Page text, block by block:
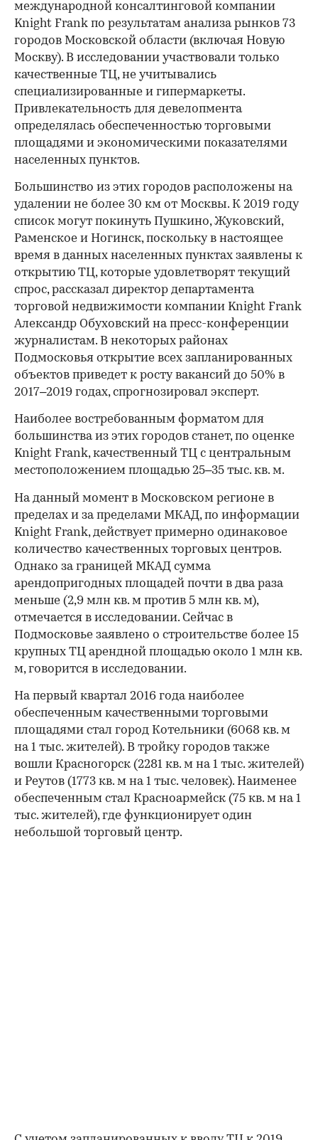
международной консалтинговой компании
Knight Frank по результатам анализа рынков 73
городов Московской области (включая Новую
Москву). В исследовании участвовали только
качественные ТЦ, не учитывались
специализированные и гипермаркеты.
Привлекательность для девелопмента
определялась обеспеченностью торговыми
площадями и экономическими показателями
населенных пунктов.
Большинство из этих городов расположены на
удалении не более 30 км от Москвы. К 2019 году
список могут покинуть Пушкино, Жуковский,
Раменское и Ногинск, поскольку в настоящее
время в данных населенных пунктах заявлены к
открытию ТЦ, которые удовлетворят текущий
спрос, рассказал директор департамента
торговой недвижимости компании Knight Frank
Александр Обуховский на пресс-конференции
журналистам. В некоторых районах
Подмосковья открытие всех запланированных
объектов приведет к росту вакансий до 50% в
2017–2019 годах, спрогнозировал эксперт.
Наиболее востребованным форматом для
большинства из этих городов станет, по оценке
Knight Frank, качественный ТЦ с центральным
местоположением площадью 25‒35 тыс. кв. м.
На данный момент в Московском регионе в
пределах и за пределами МКАД, по информации
Knight Frank, действует примерно одинаковое
количество качественных торговых центров.
Однако за границей МКАД сумма
арендопригодных площадей почти в два раза
меньше (2,9 млн кв. м против 5 млн кв. м),
отмечается в исследовании. Сейчас в
Подмосковье заявлено о строительстве более 15
крупных ТЦ арендной площадью около 1 млн кв.
м, говорится в исследовании.
На первый квартал 2016 года наиболее
обеспеченным качественными торговыми
площадями стал город Котельники (6068 кв. м
на 1 тыс. жителей). В тройку городов также
вошли Красногорск (2281 кв. м на 1 тыс. жителей)
и Реутов (1773 кв. м на 1 тыс. человек). Наименее
обеспеченным стал Красноармейск (75 кв. м на 1
тыс. жителей), где функционирует один
небольшой торговый центр.